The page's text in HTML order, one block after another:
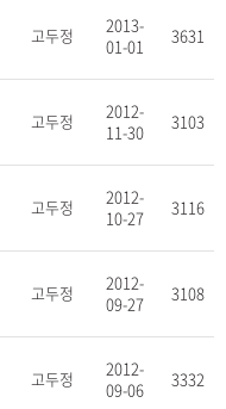
고두정
2013-
01-01
3631
고두정
2012-
11-30
3103
고두정
2012-
10-27
3116
고두정
2012-
09-27
3108
고두정
2012-
09-06
3332